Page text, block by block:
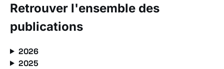
Retrouver l'ensemble des
publications
2026
2025